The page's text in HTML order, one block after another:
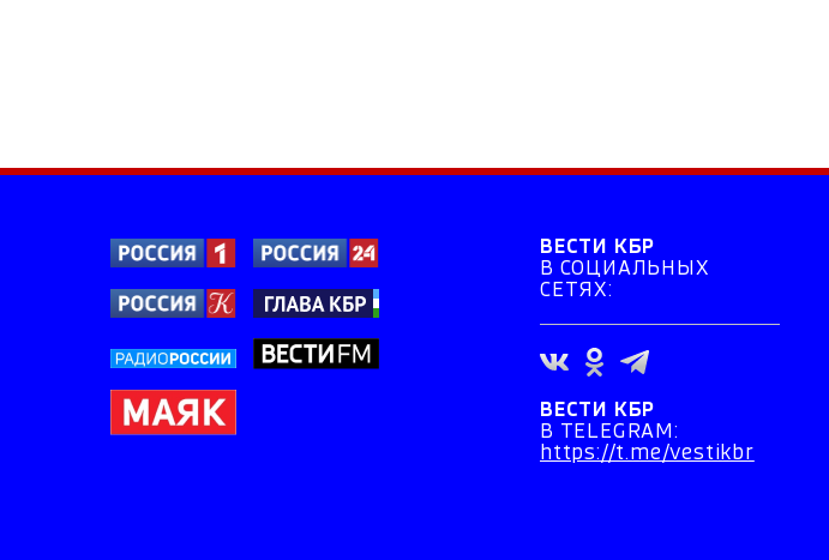
ВЕСТИ КБР
В СОЦИАЛЬНЫХ
СЕТЯХ:
ВЕСТИ КБР
В TELEGRAM:
https://t.me/vestikbr